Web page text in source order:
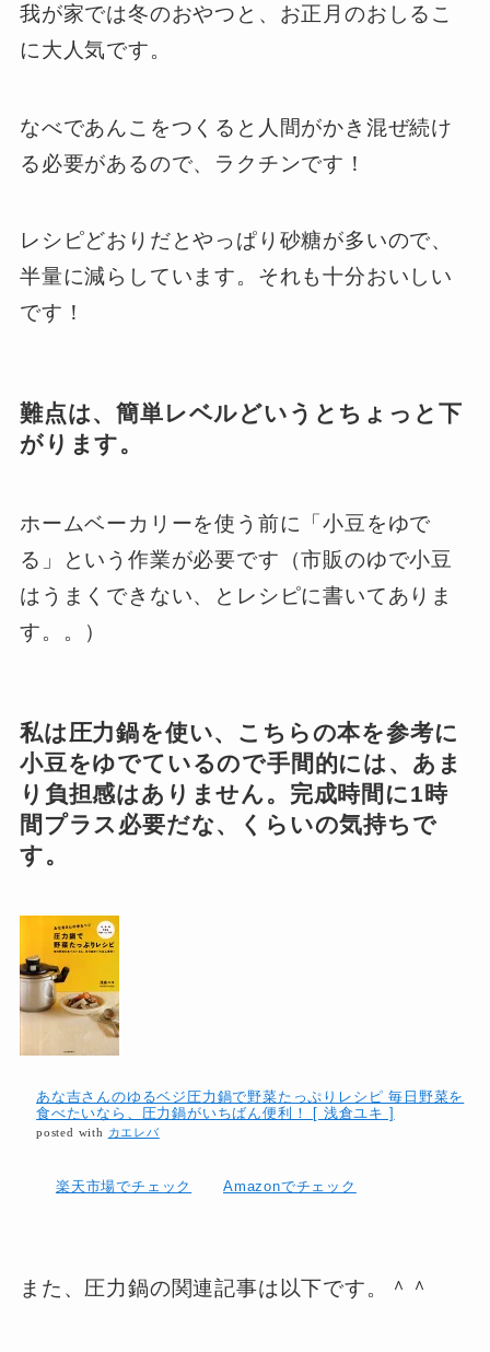
我が家では冬のおやつと、お正月のおしるこ
に大人気です。
なべであんこをつくると人間がかき混ぜ続け
る必要があるので、ラクチンです！
レシピどおりだとやっぱり砂糖が多いので、
半量に減らしています。それも十分おいしい
です！
難点は、簡単レベルどいうとちょっと下
がります。
ホームベーカリーを使う前に「小豆をゆで
る」という作業が必要です（市販のゆで小豆
はうまくできない、とレシピに書いてありま
す。。）
私は圧力鍋を使い、こちらの本を参考に
小豆をゆでているので手間的には、あま
り負担感はありません。完成時間に1時
間プラス必要だな、くらいの気持ちで
す。
あな吉さんのゆるベジ圧力鍋で野菜たっぷりレシピ 毎日野菜を
食べたいなら、圧力鍋がいちばん便利！ [ 浅倉ユキ ]
posted with カエレバ
楽天市場でチェック Amazonでチェック
また、圧力鍋の関連記事は以下です。＾＾